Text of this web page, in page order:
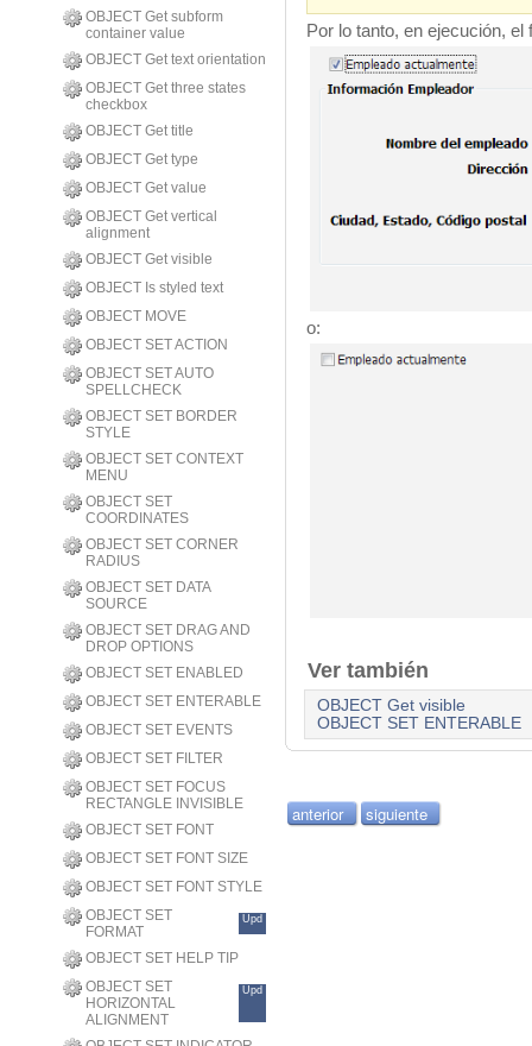
OBJECT Get subform
container value
OBJECT Get text orientation
OBJECT Get three states
checkbox
OBJECT Get title
OBJECT Get type
OBJECT Get value
OBJECT Get vertical
alignment
OBJECT Get visible
OBJECT Is styled text
OBJECT MOVE
OBJECT SET ACTION
OBJECT SET AUTO
SPELLCHECK
OBJECT SET BORDER
STYLE
OBJECT SET CONTEXT
MENU
OBJECT SET
COORDINATES
OBJECT SET CORNER
RADIUS
OBJECT SET DATA
SOURCE
OBJECT SET DRAG AND
DROP OPTIONS
OBJECT SET ENABLED
OBJECT SET ENTERABLE
OBJECT SET EVENTS
OBJECT SET FILTER
OBJECT SET FOCUS
RECTANGLE INVISIBLE
OBJECT SET FONT
OBJECT SET FONT SIZE
OBJECT SET FONT STYLE
OBJECT SET
FORMAT
Upd
OBJECT SET HELP TIP
OBJECT SET
HORIZONTAL
ALIGNMENT
Upd
Por lo tanto, en ejecución,
o:
Ver también
OBJECT Get visible
OBJECT SET ENTERABLE
anterior siguiente